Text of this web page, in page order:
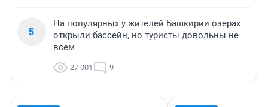
5
На популярных у жителей Башкирии озерах
открыли бассейн, но туристы довольны не
всем
27 001 9